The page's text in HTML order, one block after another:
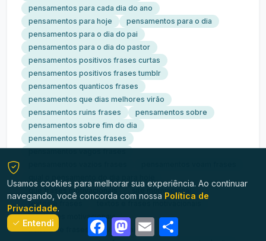
pensamentos para cada dia do ano
pensamentos para hoje
pensamentos para o dia
pensamentos para o dia do pai
pensamentos para o dia do pastor
pensamentos positivos frases curtas
pensamentos positivos frases tumblr
pensamentos quanticos frases
pensamentos que dias melhores virão
pensamentos ruins frases
pensamentos sobre
pensamentos sobre fim do dia
pensamentos tristes frases
pensamentos vagos frases
que frases motivacionais
site motivacional
textos e frases
top frases motivacionais
trabalho e frases motivacionais
Usamos cookies para melhorar sua experiência. Ao continuar
navegando, você concorda com nossa Política de
Privacidade.
Entendi
FacebookMastodon
Email